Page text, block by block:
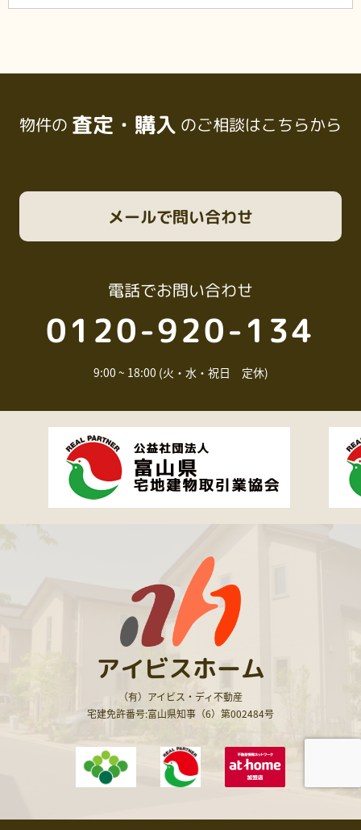
物件の 査定・購入 のご相談はこちらから
電話でお問い合わせ
0120-920-134
9:00 ~ 18:00 (火・水・祝日 定休)
メールで問い合わせ
アイビスホーム
（有）アイビス・ディ不動産
宅建免許番号:富山県知事（6）第002484号